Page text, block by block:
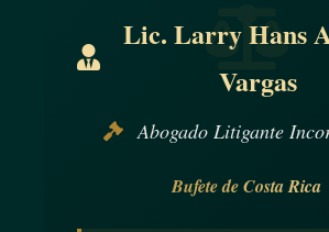
Lic. Larry Hans
Vargas
Abogado Litigante
Bufete de Costa Rica